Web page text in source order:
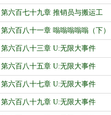
（上）
第六百七十九章 推销员与搬运工
（下）
第六百八十一章 嗡嗡嗡嗡嗡（下）
第六百八十三章 U:无限大事件
（二）
第六百八十五章 U:无限大事件
（四）
第六百八十七章 U:无限大事件
（六）
第六百八十九章 U:无限大事件